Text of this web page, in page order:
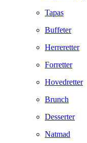
Tapas
Buffeter
Herreretter
Forretter
Hovedretter
Brunch
Desserter
Natmad